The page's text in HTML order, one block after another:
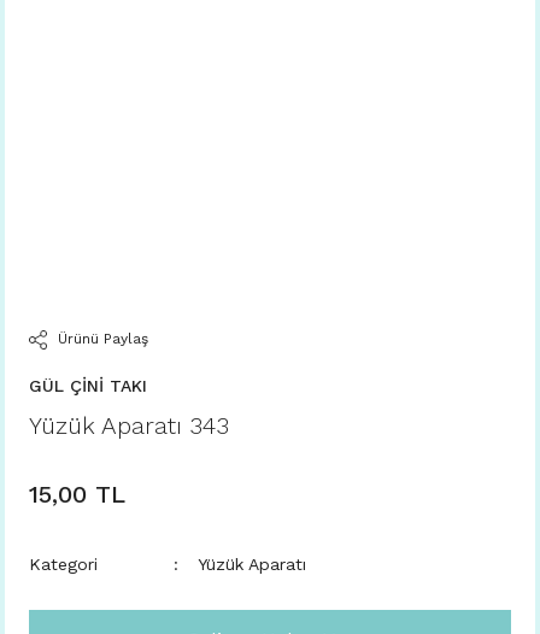
Ürünü Paylaş
GÜL ÇİNİ TAKI
Yüzük Aparatı 343
15,00 TL
Kategori Yüzük Aparatı